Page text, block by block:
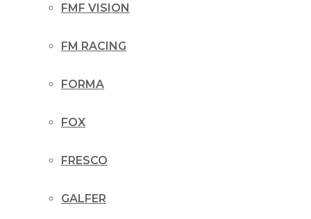
FMF VISION
FM RACING
FORMA
FOX
FRESCO
GALFER